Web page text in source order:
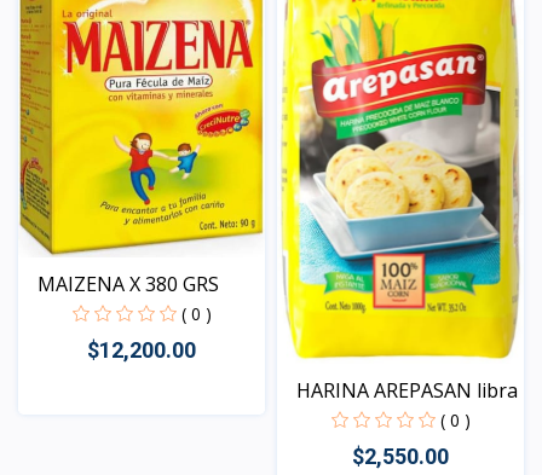
MAIZENA X 380 GRS
( 0 )
$12,200.00
HARINA AREPASAN libra
( 0 )
$2,550.00